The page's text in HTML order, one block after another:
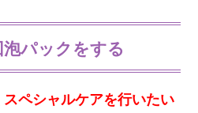
パックをする
ペシャルケアを行いたい